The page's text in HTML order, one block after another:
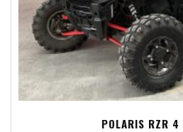
POLARIS RZR